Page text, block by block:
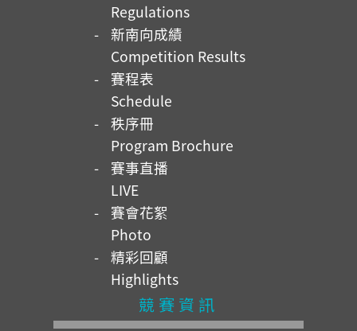
Regulations
新南向成績
Competition Results
賽程表
Schedule
秩序冊
Program Brochure
賽事直播
LIVE
賽會花絮
Photo
精彩回顧
Highlights
競賽資訊